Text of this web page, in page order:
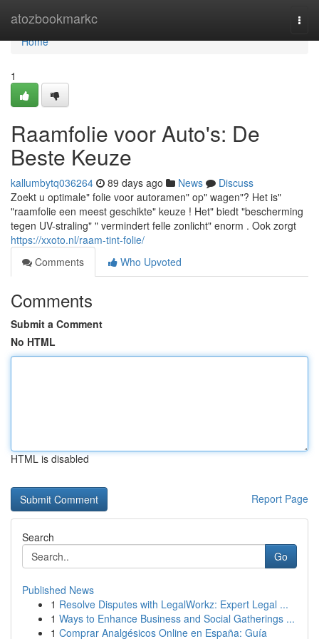
atozbookmarkc
Home
Home
1
Raamfolie voor Auto's: De
Beste Keuze
kallumbytq036264 89 days ago News
Discuss
Zoekt u optimale" folie voor autoramen" op" wagen"? Het is"
"raamfolie een meest geschikte" keuze ! Het" biedt "bescherming
tegen UV-straling" " vermindert felle zonlicht" enorm . Ook zorgt
https://xxoto.nl/raam-tint-folie/
Comments
Who Upvoted
Comments
Submit a Comment
No HTML
HTML is disabled
Report Page
Search
Go
Published News
1 Resolve Disputes with LegalWorkz: Expert Legal ...
1 Ways to Enhance Business and Social Gatherings ...
1 Comprar Analgésicos Online en España: Guía